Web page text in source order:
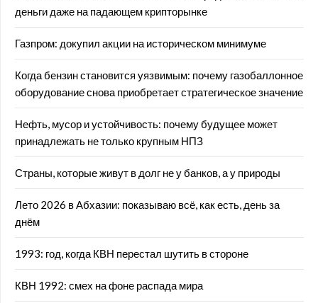
деньги даже на падающем крипторынке
Газпром: докупил акции на историческом минимуме
Когда бензин становится уязвимым: почему газобаллонное
оборудование снова приобретает стратегическое значение
Нефть, мусор и устойчивость: почему будущее может
принадлежать не только крупным НПЗ
Страны, которые живут в долг не у банков, а у природы
Лето 2026 в Абхазии: показываю всё, как есть, день за
днём
1993: год, когда КВН перестал шутить в стороне
КВН 1992: смех на фоне распада мира